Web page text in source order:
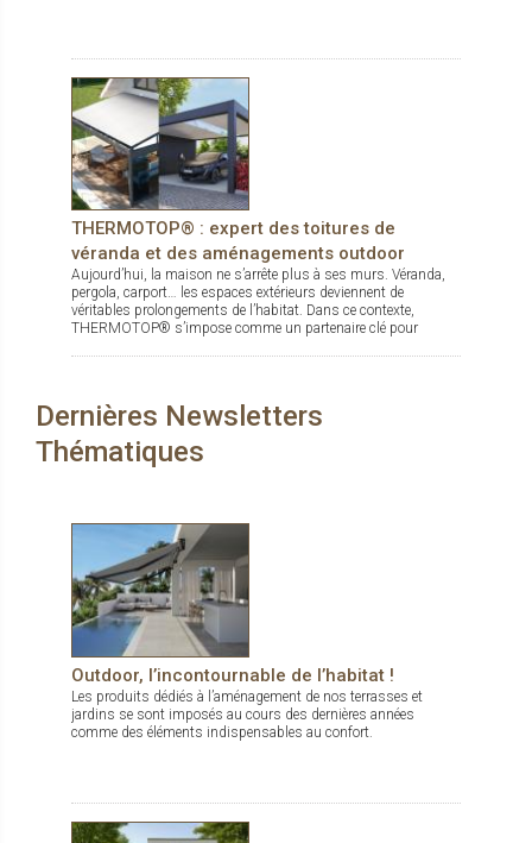
THERMOTOP® : expert des toitures de
véranda et des aménagements outdoor
Aujourd’hui, la maison ne s’arrête plus à ses murs. Véranda,
pergola, carport… les espaces extérieurs deviennent de
véritables prolongements de l’habitat. Dans ce contexte,
THERMOTOP® s’impose comme un partenaire clé pour
Dernières Newsletters
Thématiques
Outdoor, l’incontournable de l’habitat !
Les produits dédiés à l’aménagement de nos terrasses et
jardins se sont imposés au cours des dernières années
comme des éléments indispensables au confort.